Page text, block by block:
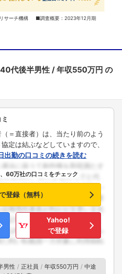
サーチ機構 ■調査概要：2023年12月期
40代後半男性 年収550万円 の
＝直接者）は、当たり前のよう
定は結ぶなどしていますので、
出勤の口コミの続きを読む
60万社の口コミをチェック
登録（無料）
Yahoo!
で登録
男性 正社員 年収550万円
中途